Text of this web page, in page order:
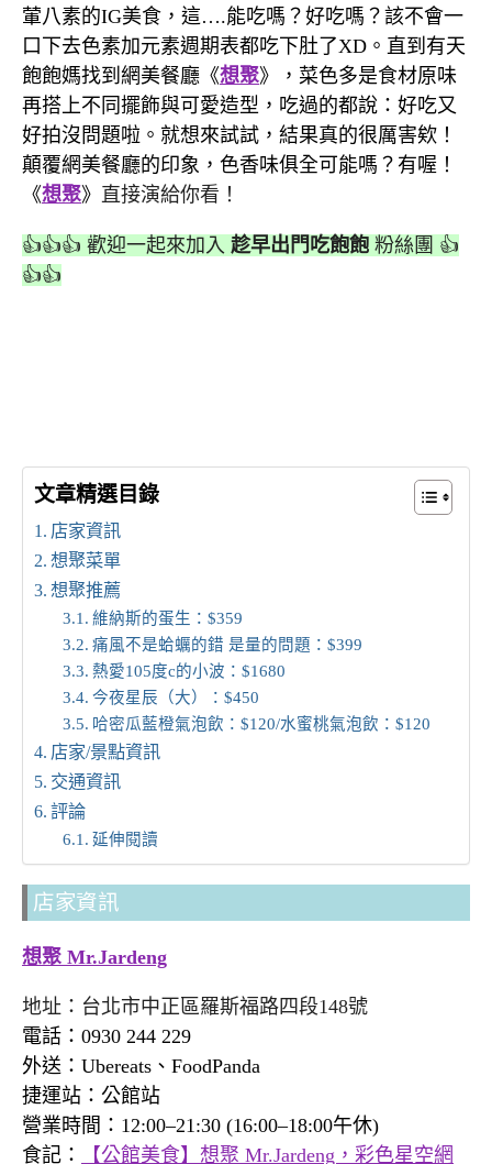
葷八素的IG美食，這….能吃嗎？好吃嗎？該不會一
口下去色素加元素週期表都吃下肚了XD。直到有天
飽飽媽找到網美餐廳《想聚》，菜色多是食材原味
再搭上不同擺飾與可愛造型，吃過的都說：好吃又
好拍沒問題啦。就想來試試，結果真的很厲害欸！
顛覆網美餐廳的印象，色香味俱全可能嗎？有喔！
《想聚》 直接演給你看！
👍👍👍 歡迎一起來加入 趁早出門吃飽飽 粉絲團 👍
👍👍
文章精選目錄
店家資訊
想聚菜單
想聚推薦
維納斯的蛋生：$359
痛風不是蛤蠣的錯 是量的問題：$399
熱愛105度c的小波：$1680
今夜星辰（大）：$450
哈密瓜藍橙氣泡飲：$120/水蜜桃氣泡飲：$120
店家/景點資訊
交通資訊
評論
延伸閱讀
店家資訊
想聚 Mr.Jardeng
地址：台北市中正區羅斯福路四段148號
電話：0930 244 229
外送：Ubereats、FoodPanda
捷運站：公館站
營業時間：12:00–21:30 (16:00–18:00午休)
食記：
【公館美食】想聚 Mr.Jardeng，彩色星空網